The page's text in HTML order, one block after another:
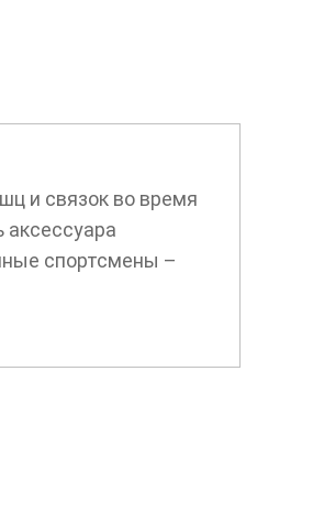
и связок во время
спортсмены –